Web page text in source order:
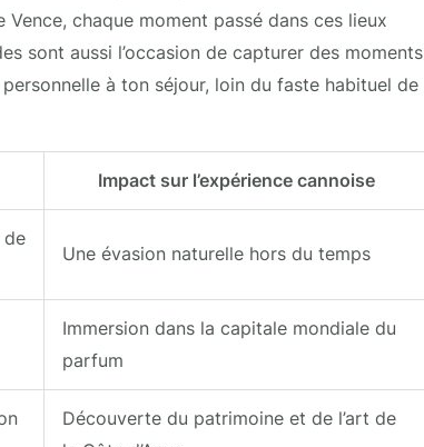
chaque moment passé dans ces lieux
sont aussi l’occasion de capturer des moments
à ton séjour, loin du faste habituel de
Impact sur l’expérience cannoise
de
Une évasion naturelle hors du temps
Immersion dans la capitale mondiale du
parfum
Découverte du patrimoine et de l’art de